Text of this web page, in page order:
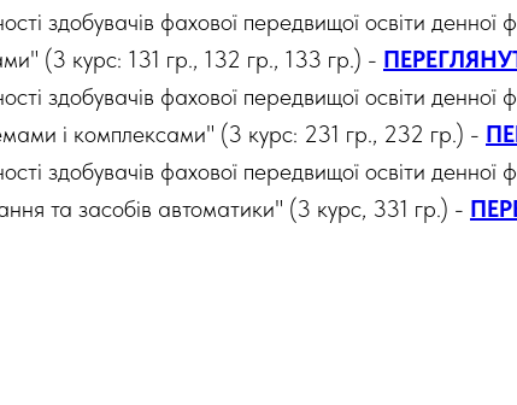
здобувачів фахової передвищої освіти
(3 курс: 131 гр., 132 гр., 133 гр.) -
здобувачів фахової передвищої освіти
і комплексами" (3 курс: 231 гр., 232 гр.) -
здобувачів фахової передвищої освіти
та засобів автоматики" (3 курс, 331 гр.) -